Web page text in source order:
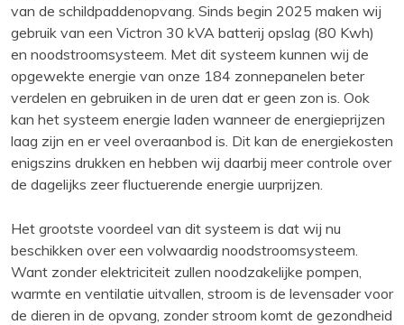
van de schildpaddenopvang. Sinds begin 2025 maken wij
gebruik van een Victron 30 kVA batterij opslag (80 Kwh)
en noodstroomsysteem. Met dit systeem kunnen wij de
opgewekte energie van onze 184 zonnepanelen beter
verdelen en gebruiken in de uren dat er geen zon is. Ook
kan het systeem energie laden wanneer de energieprijzen
laag zijn en er veel overaanbod is. Dit kan de energiekosten
enigszins drukken en hebben wij daarbij meer controle over
de dagelijks zeer fluctuerende energie uurprijzen.
Het grootste voordeel van dit systeem is dat wij nu
beschikken over een volwaardig noodstroomsysteem.
Want zonder elektriciteit zullen noodzakelijke pompen,
warmte en ventilatie uitvallen, stroom is de levensader voor
de dieren in de opvang, zonder stroom komt de gezondheid